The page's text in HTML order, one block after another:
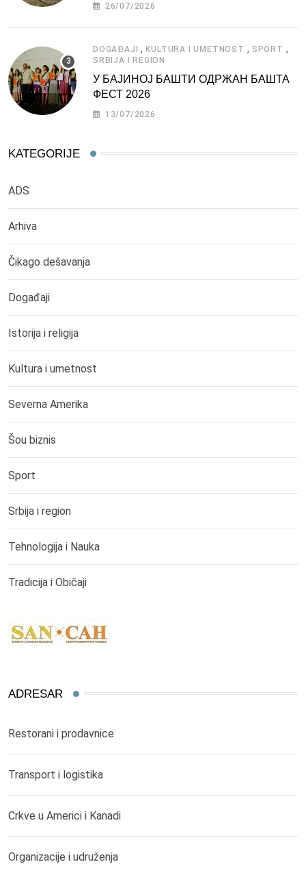
26/07/2026
DOGAĐAJI ,KULTURA I UMETNOST , SPORT ,
SRBIJA I REGION
У БАЈИНОЈ БАШТИ ОДРЖАН БАШТА
ФЕСТ 2026
13/07/2026
KATEGORIJE
ADS
Arhiva
Čikago dešavanja
Događaji
Istorija i religija
Kultura i umetnost
Severna Amerika
Šou biznis
Sport
Srbija i region
Tehnologija i Nauka
Tradicija i Običaji
ADRESAR
Restorani i prodavnice
Transport i logistika
Crkve u Americi i Kanadi
Organizacije i udruženja